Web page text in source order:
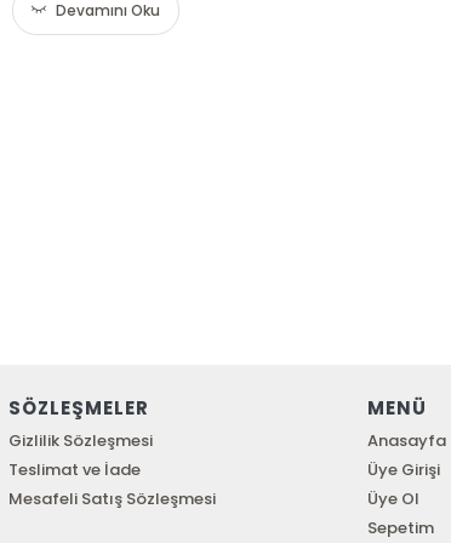
Devamını Oku
SÖZLEŞMELER
Gizlilik Sözleşmesi
Teslimat ve İade
Mesafeli Satış Sözleşmesi
MENÜ
Anasayfa
Üye Girişi
Üye Ol
Sepetim